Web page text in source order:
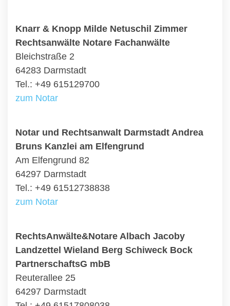
Knarr & Knopp Milde Netuschil Zimmer
Rechtsanwälte Notare Fachanwälte
Bleichstraße 2
64283 Darmstadt
Tel.: +49 615129700
zum Notar
Notar und Rechtsanwalt Darmstadt Andrea
Bruns Kanzlei am Elfengrund
Am Elfengrund 82
64297 Darmstadt
Tel.: +49 61512738838
zum Notar
RechtsAnwälte&Notare Albach Jacoby
Landzettel Wieland Berg Schiweck Bock
PartnerschaftsG mbB
Reuterallee 25
64297 Darmstadt